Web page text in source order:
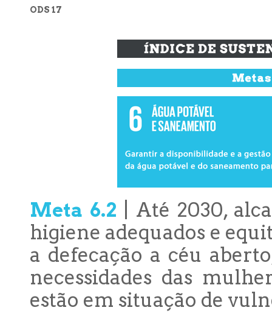
ODS 17
Meta 6.2 | Até 2030,
higiene adequados e
a defecação a céu
necessidades das
estão em situação de